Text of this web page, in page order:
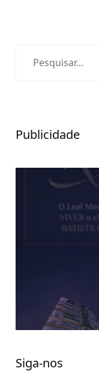
Publicidade
Siga-nos